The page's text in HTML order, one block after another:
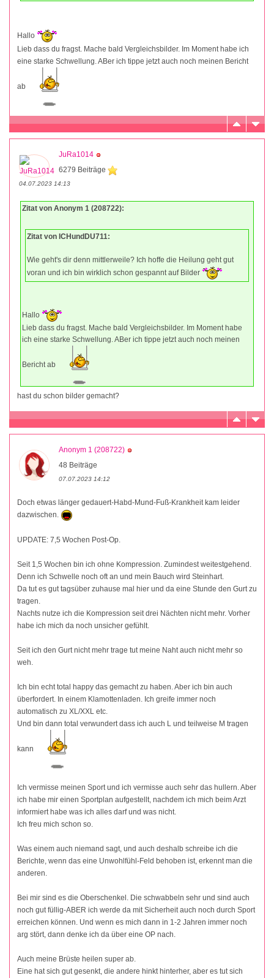
Hallo
Lieb dass du fragst. Mache bald Vergleichsbilder. Im Moment habe ich
eine starke Schwellung. ABer ich tippe jetzt auch noch meinen Bericht
ab
JuRa1014
6279 Beiträge
04.07.2023 14:13
Zitat von Anonym 1 (208722):
Zitat von ICHundDU711:
Wie geht's dir denn mittlerweile? Ich hoffe die Heilung geht gut
voran und ich bin wirklich schon gespannt auf Bilder
Hallo
Lieb dass du fragst. Mache bald Vergleichsbilder. Im Moment habe
ich eine starke Schwellung. ABer ich tippe jetzt auch noch meinen
Bericht ab
hast du schon bilder gemacht?
Anonym 1 (208722)
48 Beiträge
07.07.2023 14:12
Doch etwas länger gedauert-Habd-Mund-Fuß-Krankheit kam leider
dazwischen.
UPDATE: 7,5 Wochen Post-Op.
Seit 1,5 Wochen bin ich ohne Kompression. Zumindest weitestgehend.
Denn ich Schwelle noch oft an und mein Bauch wird Steinhart.
Da tut es gut tagsüber zuhause mal hier und da eine Stunde den Gurt zu
tragen.
Nachts nutze ich die Kompression seit drei Nächten nicht mehr. Vorher
habe ich mich da noch unsicher gefühlt.
Seit ich den Gurt nicht mehr trage tut meine Naht auch nicht mehr so
weh.
Ich bin echt total happy das gemacht zu haben. Aber ich bin auch
überfordert. In einem Klamottenladen. Ich greife immer noch
automatisch zu XL/XXL etc.
Und bin dann total verwundert dass ich auch L und teilweise M tragen
kann
Ich vermisse meinen Sport und ich vermisse auch sehr das hullern. Aber
ich habe mir einen Sportplan aufgestellt, nachdem ich mich beim Arzt
informiert habe was ich alles darf und was nicht.
Ich freu mich schon so.
Was einem auch niemand sagt, und auch deshalb schreibe ich die
Berichte, wenn das eine Unwohlfühl-Feld behoben ist, erkennt man die
anderen.
Bei mir sind es die Oberschenkel. Die schwabbeln sehr und sind auch
noch gut füllig-ABER ich werde da mit Sicherheit auch noch durch Sport
erreichen können. Und wenn es mich dann in 1-2 Jahren immer noch
arg stört, dann denke ich da über eine OP nach.
Auch meine Brüste heilen super ab.
Eine hat sich gut gesenkt, die andere hinkt hinterher, aber es tut sich